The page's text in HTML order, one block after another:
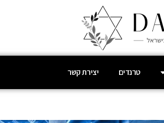
טרנדים יצירת קשר